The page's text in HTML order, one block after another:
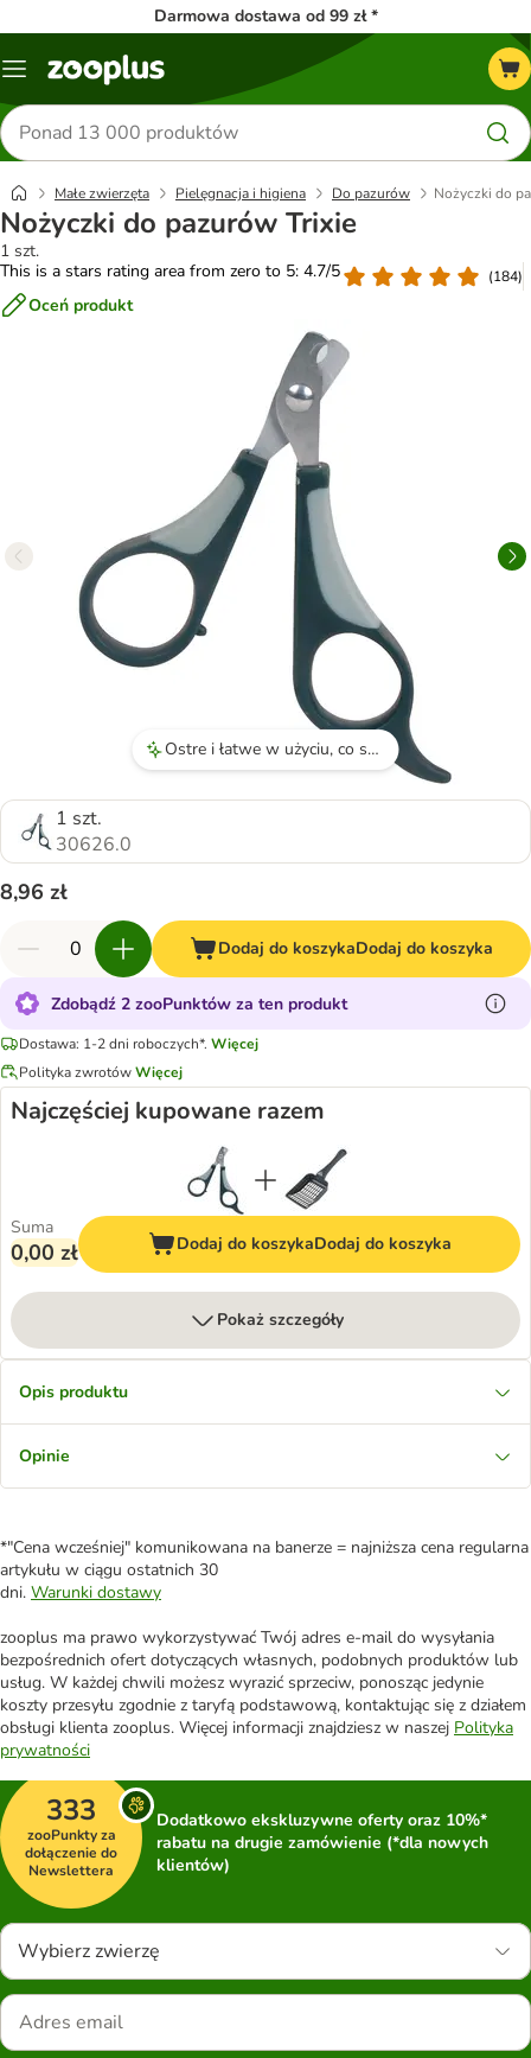
Darmowa dostawa od 99 zł *
Menu
Szukaj
produktów
Małe zwierzęta Pielęgnacja i higiena Do pazurów Nożyczki do
Nożyczki do pazurów Trixie
1 szt.
This is a stars rating area from zero to 5: 4.7/5
(184)
Oceń produkt
Ostre i łatwe w użyciu, co sprawia, że obcinanie pazurków jest szybkie.
1 szt.
30626.0
8,96 zł
Dodaj do koszykaDodaj do koszyka
Zdobądź 2 zooPunktów za ten produkt
Dostawa: 1-2 dni roboczych*. Więcej
Polityka zwrotówWięcej
Najczęściej kupowane razem
Suma
0,00 zł Dodaj do koszykaDodaj do koszyka
Pokaż szczegóły
Opis produktu
Opinie
*"Cena wcześniej" komunikowana na banerze = najniższa cena regularna
artykułu w ciągu ostatnich 30
dni. Warunki dostawy
zooplus ma prawo wykorzystywać Twój adres e-mail do wysyłania
bezpośrednich ofert dotyczących własnych, podobnych produktów lub
usług. W każdej chwili możesz wyrazić sprzeciw, ponosząc jedynie
koszty przesyłu zgodnie z taryfą podstawową, kontaktując się z działem
obsługi klienta zooplus. Więcej informacji znajdziesz w naszej Polityka
prywatności
333
zooPunkty za
dołączenie do
Newslettera
Dodatkowo ekskluzywne oferty oraz 10%*
rabatu na drugie zamówienie (*dla nowych
klientów)
Wybierz zwierzę